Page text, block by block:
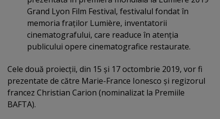
Grand Lyon Film Festival, festivalul fondat în
memoria fraţilor Lumière, inventatorii
cinematografului, care readuce în atenţia
publicului opere cinematografice restaurate.
Cele două proiecţii, din 15 şi 17 octombrie 2019, vor fi
prezentate de către Marie-France Ionesco şi regizorul
francez Christian Carion (nominalizat la Premiile
BAFTA).